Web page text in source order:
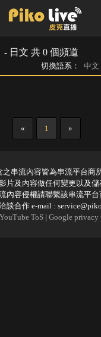
- 日文 共 0 個頻道
切換語系： 中文
« 1 »
串流內容皆為串流平台商
片及內容做任何變更以及儲
內容侵權請聯繫該串流平台
談合作 e-mail :
YouTube ToS| Google privacy